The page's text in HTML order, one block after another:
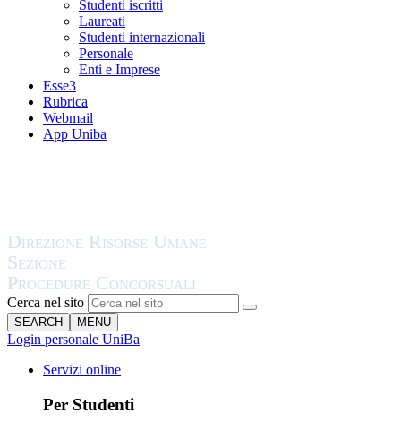
Studenti iscritti
Laureati
Studenti internazionali
Personale
Enti e Imprese
Esse3
Rubrica
Webmail
App Uniba
Cerca nel sito
SEARCH MENU
Login personale UniBa
Servizi online
Per Studenti